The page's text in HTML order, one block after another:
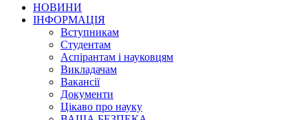
НОВИНИ
ІНФОРМАЦІЯ
Вступникам
Студентам
Аспірантам і науковцям
Викладачам
Вакансії
Документи
Цікаво про науку